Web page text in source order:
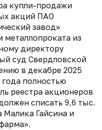
купли-продажи
акций ПАО
завод»
металлопроката из
директору
суд Свердловской
в декабре 2025
года полностью
реестра акционеров
списать 9,6 тыс.
Малика Гайсина и